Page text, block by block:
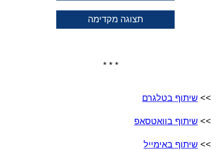
תצוגה מקדימה
* * *
>> שיתוף בטלגרם
>> שיתוף בוואטסאפ
>> שיתוף באימייל